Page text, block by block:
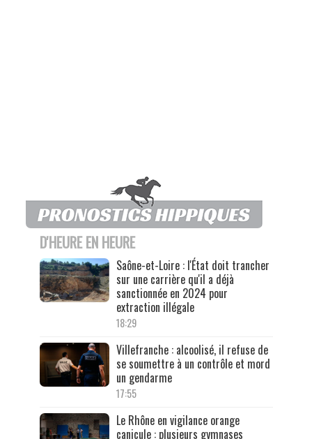
D'HEURE EN HEURE
Saône-et-Loire : l'État doit trancher
sur une carrière qu'il a déjà
sanctionnée en 2024 pour
extraction illégale
18:29
Villefranche : alcoolisé, il refuse de
se soumettre à un contrôle et mord
un gendarme
17:55
Le Rhône en vigilance orange
canicule : plusieurs gymnases